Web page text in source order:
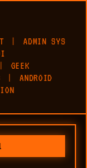
ADMIN SYS
GEEK
ANDROID